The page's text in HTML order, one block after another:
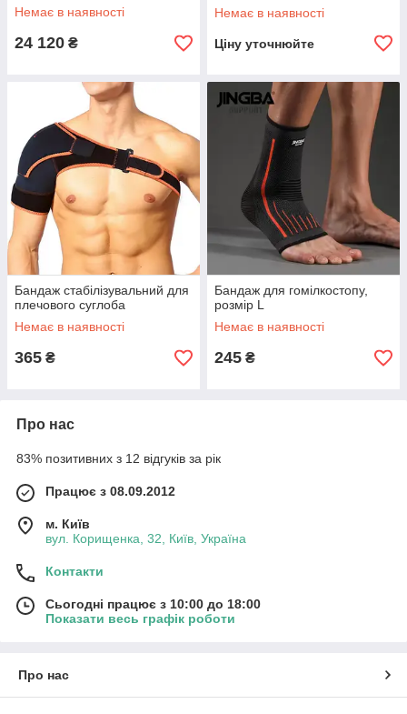
Немає в наявності
24 120 ₴
Немає в наявності
Ціну уточнюйте
Бандаж стабілізувальний для
плечового суглоба
Немає в наявності
365 ₴
Бандаж для гомілкостопу,
розмір L
Немає в наявності
245 ₴
Про нас
83% позитивних з 12 відгуків за рік
Працює з 08.09.2012
м. Київ
вул. Корищенка, 32, Київ, Україна
Контакти
Сьогодні працює з 10:00 до 18:00
Показати весь графік роботи
Про нас